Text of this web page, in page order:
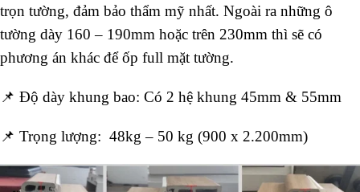
trọn tường, đảm bảo thẩm mỹ nhất. Ngoài ra những ô
tường dày 160 – 190mm hoặc trên 230mm thì sẽ có
phương án khác để ốp full mặt tường.
📌 Độ dày khung bao: Có 2 hệ khung 45mm & 55mm
📌 Trọng lượng: 48kg – 50 kg (900 x 2.200mm)